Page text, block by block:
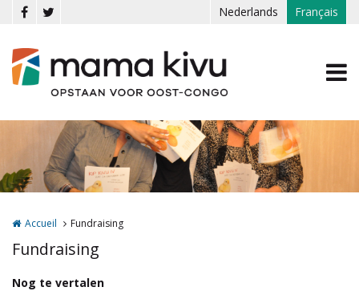
Aller au contenu principal Nederlands Français
Accueil Fundraising
Fundraising
Nog te vertalen